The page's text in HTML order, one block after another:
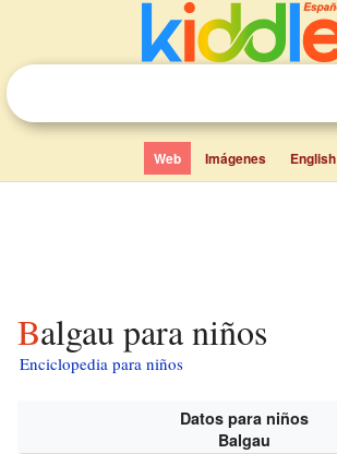
Web Imágenes English
Balgau para niños
Enciclopedia para niños
Datos para niños
Balgau